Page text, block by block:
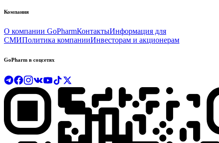
Компания
О компании GoPharmКонтактыИнформация для
СМИПолитика компанииИнвесторам и акционерам
GoPharm в соцсетях